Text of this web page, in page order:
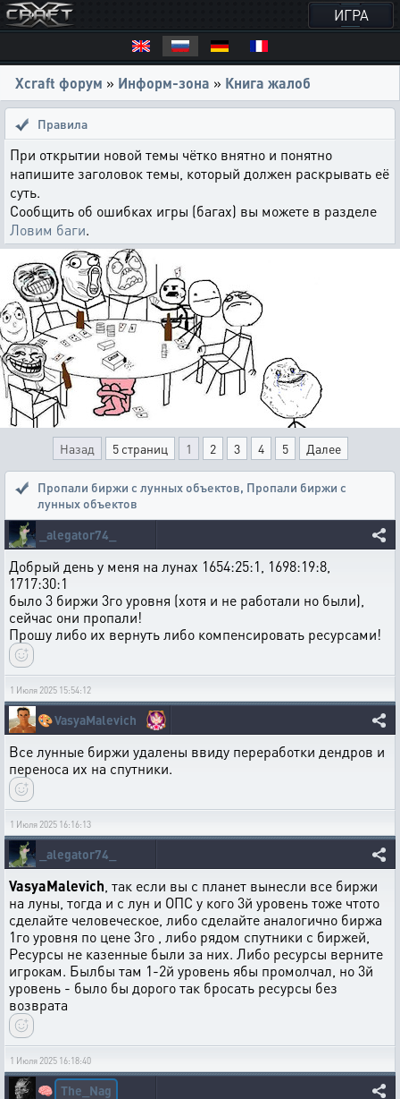
ИГРА
Xcraft форум » Информ-зона » Книга жалоб
Правила
При открытии новой темы чётко внятно и понятно
напишите заголовок темы, который должен раскрывать её
суть.
Сообщить об ошибках игры (багах) вы можете в разделе
Ловим баги.
Назад 5 страниц 1 2 3 4 5 Далее
Пропали биржи с лунных объектов, Пропали биржи с
лунных объектов
_alegator74_
Добрый день у меня на лунах 1654:25:1, 1698:19:8,
1717:30:1
было 3 биржи 3го уровня (хотя и не работали но были),
сейчас они пропали!
Прошу либо их вернуть либо компенсировать ресурсами!
1 Июля 2025 15:54:12
🎨VasyaMalevich
Все лунные биржи удалены ввиду переработки дендров и
переноса их на спутники.
1 Июля 2025 16:16:13
_alegator74_
VasyaMalevich , так если вы с планет вынесли все биржи
на луны, тогда и с лун и ОПС у кого 3й уровень тоже чтото
сделайте человеческое, либо сделайте аналогично биржа
1го уровня по цене 3го , либо рядом спутники с биржей,
Ресурсы не казенные были за них. Либо ресурсы верните
игрокам. Былбы там 1-2й уровень ябы промолчал, но 3й
уровень - было бы дорого так бросать ресурсы без
возврата
1 Июля 2025 16:18:40
🧠 The_Nag